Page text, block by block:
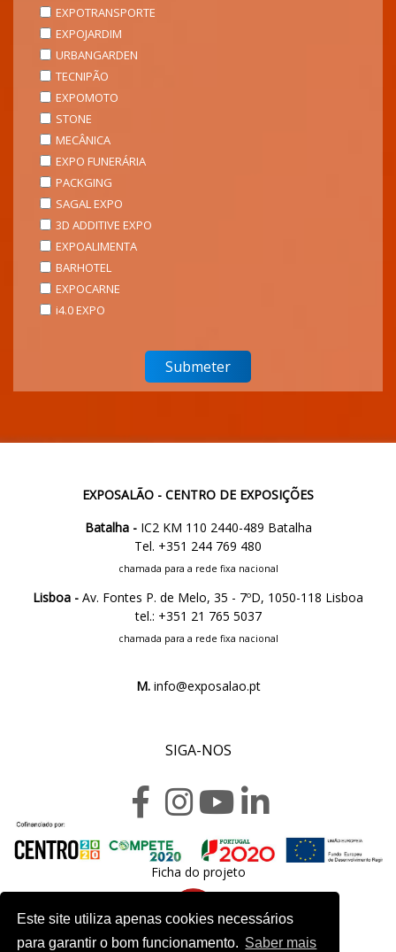
Este site utiliza apenas cookies necessários
para garantir o bom funcionamento. Saber mais
EXPOTRANSPORTE
EXPOJARDIM
URBANGARDEN
TECNIPÃO
EXPOMOTO
STONE
MECÂNICA
EXPO FUNERÁRIA
PACKGING
SAGAL EXPO
3D ADDITIVE EXPO
EXPOALIMENTA
BARHOTEL
EXPOCARNE
i4.0 EXPO
EXPOSALÃO - CENTRO DE EXPOSIÇÕES
Batalha -IC2 KM 110 2440-489 Batalha
Tel. +351 244 769 480
chamada para a rede fixa nacional
Lisboa - Av. Fontes P. de Melo, 35 - 7ºD, 1050-118 Lisboa
tel.: +351 21 765 5037
chamada para a rede fixa nacional
M.info@exposalao.pt
SIGA-NOS
Ficha do projeto